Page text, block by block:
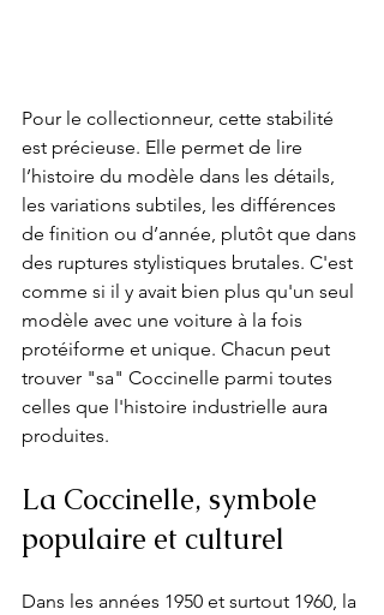
Pour le collectionneur, cette stabilité
est précieuse. Elle permet de lire
l’histoire du modèle dans les détails,
les variations subtiles, les différences
de finition ou d’année, plutôt que dans
des ruptures stylistiques brutales. C'est
comme si il y avait bien plus qu'un seul
modèle avec une voiture à la fois
protéiforme et unique. Chacun peut
trouver "sa" Coccinelle parmi toutes
celles que l'histoire industrielle aura
produites.
La Coccinelle, symbole
populaire et culturel
Dans les années 1950 et surtout 1960, la